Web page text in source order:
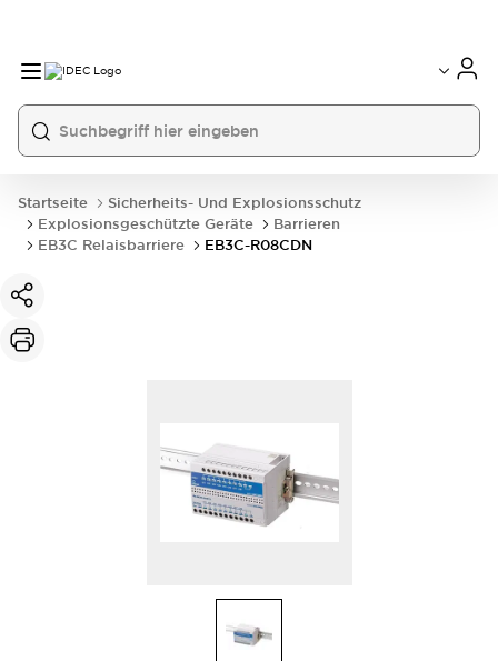
Startseite
Sicherheits- Und Explosionsschutz
Explosionsgeschützte Geräte
Barrieren
EB3C Relaisbarriere
EB3C-R08CDN